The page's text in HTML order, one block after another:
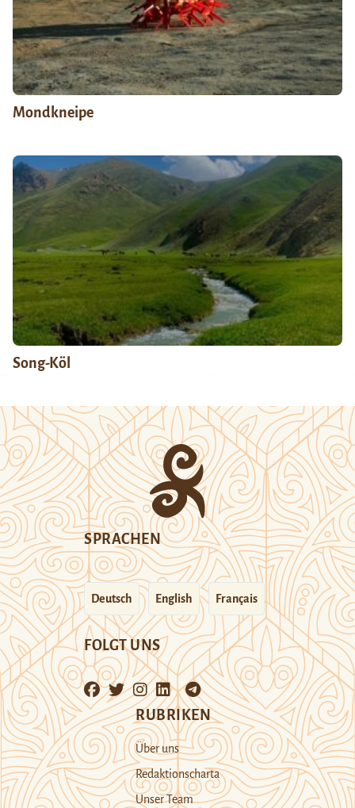
Mondkneipe
Song-Köl
SPRACHEN
Deutsch English Français
FOLGT UNS
RUBRIKEN
Über uns
Redaktionscharta
Unser Team